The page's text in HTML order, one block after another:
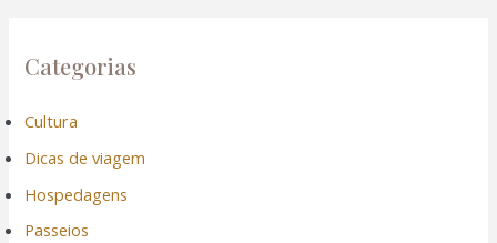
Categorias
Cultura
Dicas de viagem
Hospedagens
Passeios